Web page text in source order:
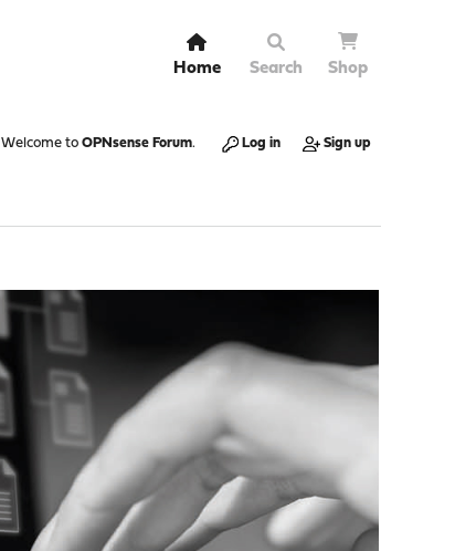
Home Search Shop
Welcome to OPNsense Forum. Log in Sign up